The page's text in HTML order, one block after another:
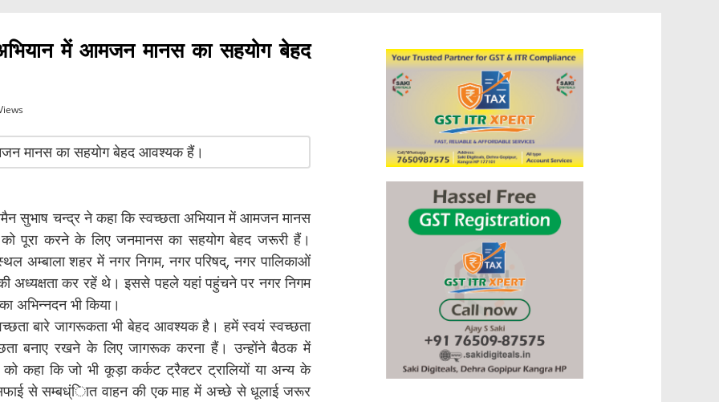
में आमजन मानस का सहयोग बेहद
सुभाष चन्द्र ने कहा कि स्वच्छता अभियान में आमजन मानस
पूरा करने के लिए जनमानस का सहयोग बेहद जरूरी हैं।
स्थल अम्बाला शहर में नगर निगम, नगर परिषद्, नगर पालिकाओं
अध्यक्षता कर रहें थे। इससे पहले यहां पहुंचने पर नगर निगम
अभिन्नदन भी किया।
बारे जागरूकता भी बेहद आवश्यक है। हमें स्वयं स्वच्छता
बनाए रखने के लिए जागरूक करना हैं। उन्होंने बैठक में
को कहा कि जो भी कूड़ा कर्कट ट्रैक्टर ट्रालियों या अन्य के
से सम्बध्ंिात वाहन की एक माह में अच्छे से धूलाई जरूर